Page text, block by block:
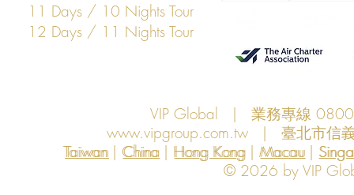
11 Days / 10 Nights Tour
12 Days / 11 Nights Tour
VIP Global | 業務專線
www.vipgroup.com.tw | 臺北市信
Taiwan | China | Hong Kong | Macau |
Hong Kong
China Macau
Taiwan
© 2026 by VIP